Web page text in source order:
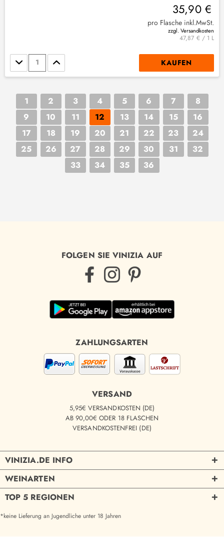
35,90 €
pro Flasche inkl.MwSt.
zzgl. Versandkosten
47,87 € / 1 L
Stückzahl KAUFEN
1 2 3 4 5 6 7
8
9
10 11 12 13 14 15
16
17
18 19 20 21 22 23
24
25
26 27 28 29 30 31
32
33
34 35 36
FOLGEN SIE VINIZIA AUF
ZAHLUNGSARTEN
VERSAND
5,95€ VERSANDKOSTEN (DE)
AB 90,00€ ODER 18 FLASCHEN
VERSANDKOSTENFREI (DE)
VINIZIA.DE INFO
WEINARTEN
TOP 5 REGIONEN
*keine Lieferung an Jugendliche unter 18 Jahren